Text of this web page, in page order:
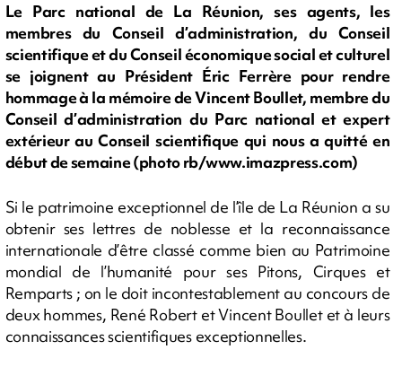
Le Parc national de La Réunion, ses agents, les
membres du Conseil d’administration, du Conseil
scientifique et du Conseil économique social et culturel
se joignent au Président Éric Ferrère pour rendre
hommage à la mémoire de Vincent Boullet, membre du
Conseil d’administration du Parc national et expert
extérieur au Conseil scientifique qui nous a quitté en
début de semaine (photo rb/www.imazpress.com)
Si le patrimoine exceptionnel de l’île de La Réunion a su
obtenir ses lettres de noblesse et la reconnaissance
internationale d’être classé comme bien au Patrimoine
mondial de l’humanité pour ses Pitons, Cirques et
Remparts ; on le doit incontestablement au concours de
deux hommes, René Robert et Vincent Boullet et à leurs
connaissances scientifiques exceptionnelles.